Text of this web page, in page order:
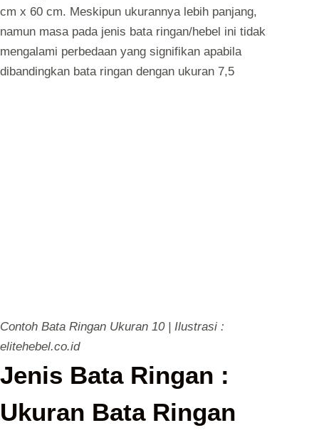
cm x 60 cm. Meskipun ukurannya lebih panjang,
namun masa pada jenis bata ringan/hebel ini tidak
mengalami perbedaan yang signifikan apabila
dibandingkan bata ringan dengan ukuran 7,5
Contoh Bata Ringan Ukuran 10 | Ilustrasi :
elitehebel.co.id
Jenis Bata Ringan :
Ukuran Bata Ringan